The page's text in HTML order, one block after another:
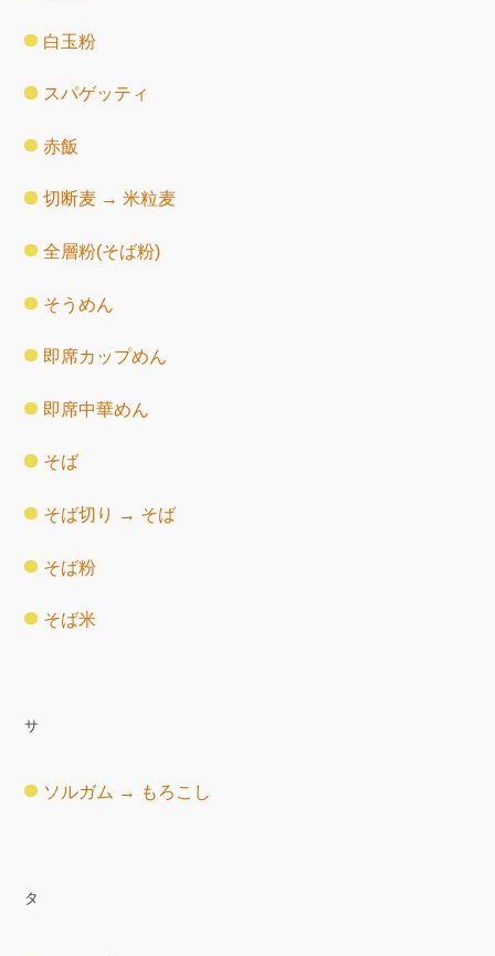
白玉粉
スパゲッティ
赤飯
切断麦 → 米粒麦
全層粉(そば粉)
そうめん
即席カップめん
即席中華めん
そば
そば切り → そば
そば粉
そば米
サ
ソルガム → もろこし
タ